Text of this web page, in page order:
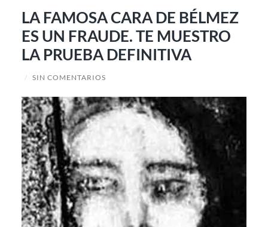
LA FAMOSA CARA DE BÉLMEZ
ES UN FRAUDE. TE MUESTRO
LA PRUEBA DEFINITIVA
/ SIN COMENTARIOS